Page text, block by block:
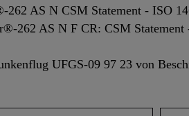
AS N CSM Statement - ISO
262 AS N F CR: CSM
UFGS-09 97 23 von